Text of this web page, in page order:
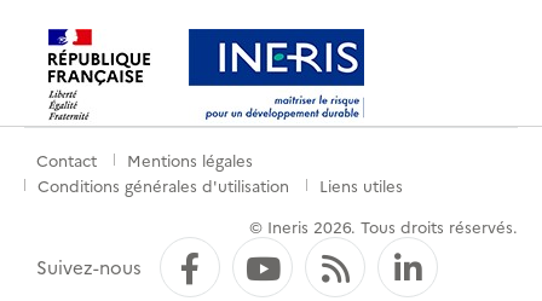
Menu
pied
Contact
Mentions légales
Conditions générales d'utilisation
Liens utiles
© Ineris 2026. Tous droits réservés.
Suivez-nous FacebookYouTube
Flux RSS